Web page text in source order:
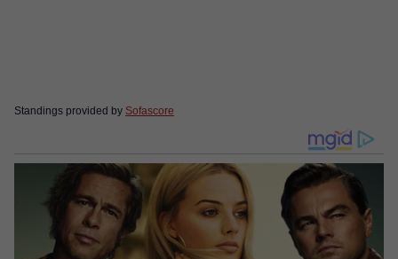
Standings provided by Sofascore